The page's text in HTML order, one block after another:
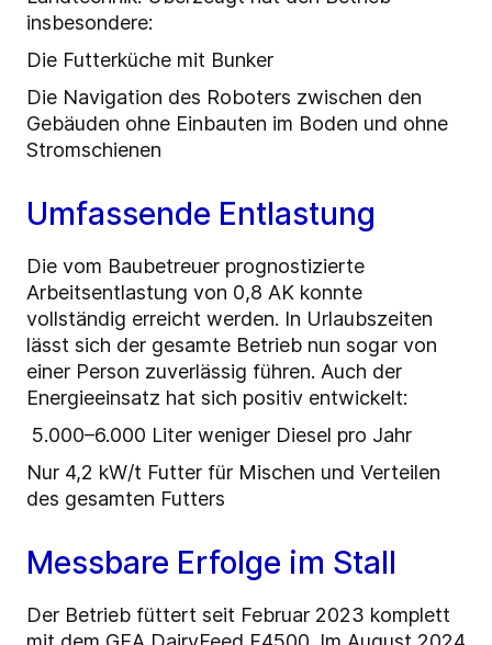
insbesondere:
Die Futterküche mit Bunker
Die Navigation des Roboters zwischen den
Gebäuden ohne Einbauten im Boden und ohne
Stromschienen
Umfassende Entlastung
Die vom Baubetreuer prognostizierte
Arbeitsentlastung von 0,8 AK konnte
vollständig erreicht werden. In Urlaubszeiten
lässt sich der gesamte Betrieb nun sogar von
einer Person zuverlässig führen. Auch der
Energieeinsatz hat sich positiv entwickelt:
5.000–6.000 Liter weniger Diesel pro Jahr
Nur 4,2 kW/t Futter für Mischen und Verteilen
des gesamten Futters
Messbare Erfolge im Stall
Der Betrieb füttert seit Februar 2023 komplett